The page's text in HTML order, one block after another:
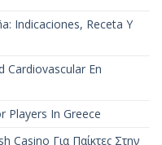
Indicaciones, Receta Y
Cardiovascular En
Players In Greece
Για Παίκτες Στην